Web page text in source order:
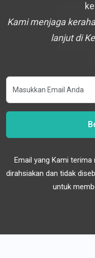
Kami menjaga
lanjut di
Email yang Kami
dirahsiakan dan tidak
untuk